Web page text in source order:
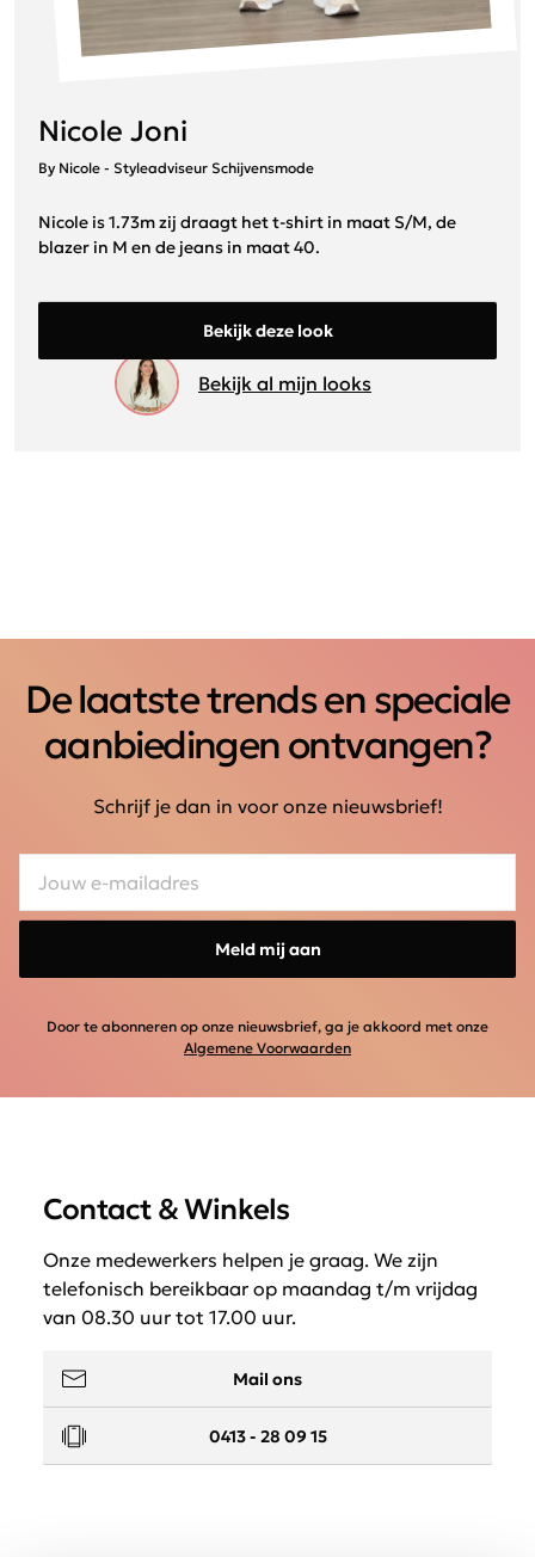
Nicole Joni
By Nicole - Styleadviseur Schijvensmode
Nicole is 1.73m zij draagt het t-shirt in maat S/M, de
blazer in M en de jeans in maat 40.
Bekijk deze look
Bekijk al mijn looks
De laatste trends en speciale
aanbiedingen ontvangen?
Schrijf je dan in voor onze nieuwsbrief!
Meld mij aan
Door te abonneren op onze nieuwsbrief, ga je akkoord met onze
Algemene Voorwaarden
Contact & Winkels
Onze medewerkers helpen je graag. We zijn
telefonisch bereikbaar op maandag t/m vrijdag
van 08.30 uur tot 17.00 uur.
Mail ons
0413 - 28 09 15